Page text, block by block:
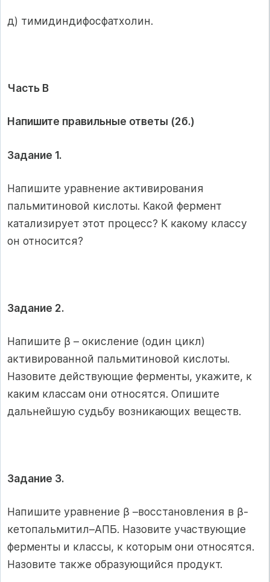
д) тимидиндифосфатхолин.
Часть В
Напишите правильные ответы (2б.)
Задание 1.
Напишите уравнение активирования
пальмитиновой кислоты. Какой фермент
катализирует этот процесс? К какому классу
он относится?
Задание 2.
Напишите β – окисление (один цикл)
активированной пальмитиновой кислоты.
Назовите действующие ферменты, укажите, к
каким классам они относятся. Опишите
дальнейшую судьбу возникающих веществ.
Задание 3.
Напишите уравнение β –восстановления в β-
кетопальмитил–АПБ. Назовите участвующие
ферменты и классы, к которым они относятся.
Назовите также образующийся продукт.